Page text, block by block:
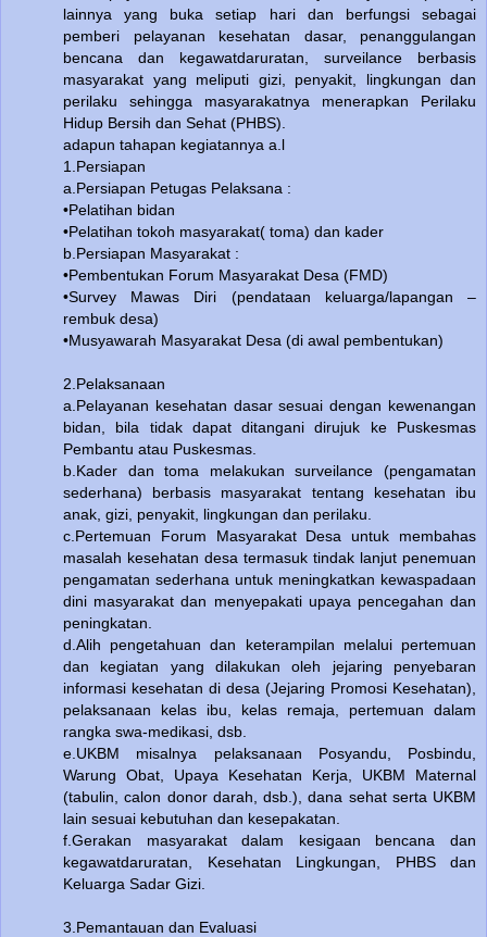
lainnya yang buka setiap hari dan berfungsi sebagai
pemberi pelayanan kesehatan dasar, penanggulangan
bencana dan kegawatdaruratan, surveilance berbasis
masyarakat yang meliputi gizi, penyakit, lingkungan dan
perilaku sehingga masyarakatnya menerapkan Perilaku
Hidup Bersih dan Sehat (PHBS).
adapun tahapan kegiatannya a.l
1.Persiapan
a.Persiapan Petugas Pelaksana :
•Pelatihan bidan
•Pelatihan tokoh masyarakat( toma) dan kader
b.Persiapan Masyarakat :
•Pembentukan Forum Masyarakat Desa (FMD)
•Survey Mawas Diri (pendataan keluarga/lapangan –
rembuk desa)
•Musyawarah Masyarakat Desa (di awal pembentukan)
2.Pelaksanaan
a.Pelayanan kesehatan dasar sesuai dengan kewenangan
bidan, bila tidak dapat ditangani dirujuk ke Puskesmas
Pembantu atau Puskesmas.
b.Kader dan toma melakukan surveilance (pengamatan
sederhana) berbasis masyarakat tentang kesehatan ibu
anak, gizi, penyakit, lingkungan dan perilaku.
c.Pertemuan Forum Masyarakat Desa untuk membahas
masalah kesehatan desa termasuk tindak lanjut penemuan
pengamatan sederhana untuk meningkatkan kewaspadaan
dini masyarakat dan menyepakati upaya pencegahan dan
peningkatan.
d.Alih pengetahuan dan keterampilan melalui pertemuan
dan kegiatan yang dilakukan oleh jejaring penyebaran
informasi kesehatan di desa (Jejaring Promosi Kesehatan),
pelaksanaan kelas ibu, kelas remaja, pertemuan dalam
rangka swa-medikasi, dsb.
e.UKBM misalnya pelaksanaan Posyandu, Posbindu,
Warung Obat, Upaya Kesehatan Kerja, UKBM Maternal
(tabulin, calon donor darah, dsb.), dana sehat serta UKBM
lain sesuai kebutuhan dan kesepakatan.
f.Gerakan masyarakat dalam kesigaan bencana dan
kegawatdaruratan, Kesehatan Lingkungan, PHBS dan
Keluarga Sadar Gizi.
3.Pemantauan dan Evaluasi